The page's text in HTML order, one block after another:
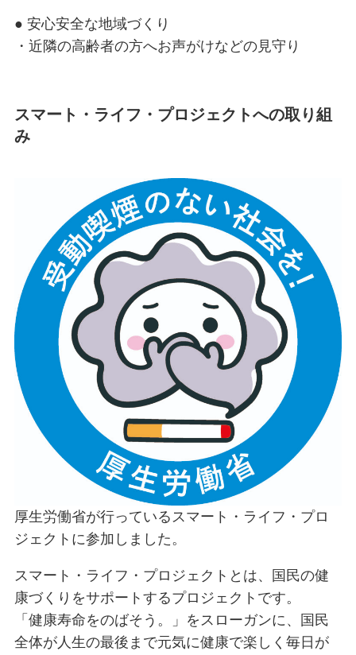
● 安心安全な地域づくり
・近隣の高齢者の方へお声がけなどの見守り
スマート・ライフ・プロジェクトへの取り組
み
厚生労働省が行っているスマート・ライフ・プロ
ジェクトに参加しました。
スマート・ライフ・プロジェクトとは、国民の健
康づくりをサポートするプロジェクトです。
「健康寿命をのばそう。」をスローガンに、国民
全体が人生の最後まで元気に健康で楽しく毎日が